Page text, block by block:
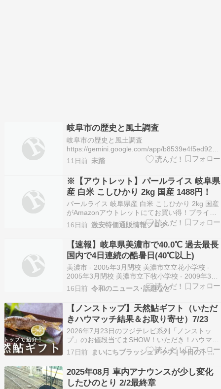
岐阜市の歴史と風土調査
岐阜市の歴史と風土調査
https://gemini.google.com/app/
岐阜市の歴史と風土に関する包括的研究：地形的
特質・権力変遷・水運文化の比較考察1. 地理的・
気候的基盤：金華山と長良川が育む風土的二元性
岐阜市は、標高329mの金華山…
11日前 未踏
※【アウトレット】パールライス 岐阜県
産 白米 こしひかり 2kg 国産 1488円！
パールライス 岐阜県産 白米 こしひかり 2kg 国産
がAmazonアウトレットにてお買い得！プライム
会員または3500円以上の注文で送料無料！⇒アウ
トレット情報(blogranking)⇒訳あり品セール情報
(blogranking)※記事作成時点の販売価格です。
【商品説明】豊か…
16日前 激安特価通販情報ブログ
【速報】岐阜県美濃市で40.0℃ 過去最長
国内で4日連続の酷暑日(40℃以上)
美濃市 - 2005年3月閉校 美濃市立立花小学校 -
2005年3月閉校 美濃市立下牧小学校 - 2009年3月
閉校 美濃市立上牧小学校 - 2009年3月閉校 美濃
市立美濃北中学校 - 2012年3月閉校 市の中心とな
る駅：美濃市駅 長良川鉄道 越美南線 松森駅 - 美
濃市…
16日前 令和のニュース･話題など
【ノンストップ】天然鮎ギフト（いただ
きハウマッチ結果＆お取り寄せ）7/23
2026年7月23日のフジテレビ系列「ノンストッ
プ」のお値段当てまSHOW！いただき！ハウマッ
チにてお値段当てに挑戦した天然鮎料理みやちか
の 「天然鮎ギフトセット 水入らずの夕食」の魅
力とお取り寄せについて、ご紹介します。 ノンス
トップいただきハウマッチ!天然鮎ギフトセット
水…
17日前 まいにちブラッシュアップ | 今日のトレンドをチェック
2025年08月 車内アナウンスが少し変化
したひのとり 2/2最終章